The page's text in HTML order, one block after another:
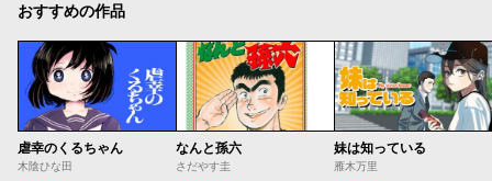
おすすめの作品
虐幸のくるちゃん
木陰ひな田
なんと孫六
さだやす圭
妹は知っている
雁木万里